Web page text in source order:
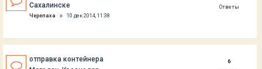
Сахалинске
Черепаха 10 дек 2014, 11:38
Ответы
отправка контейнера
6